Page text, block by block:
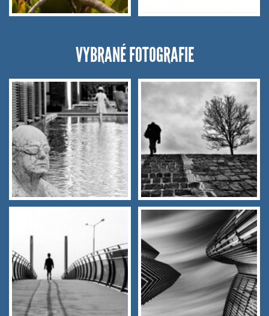
VYBRANÉ FOTOGRAFIE